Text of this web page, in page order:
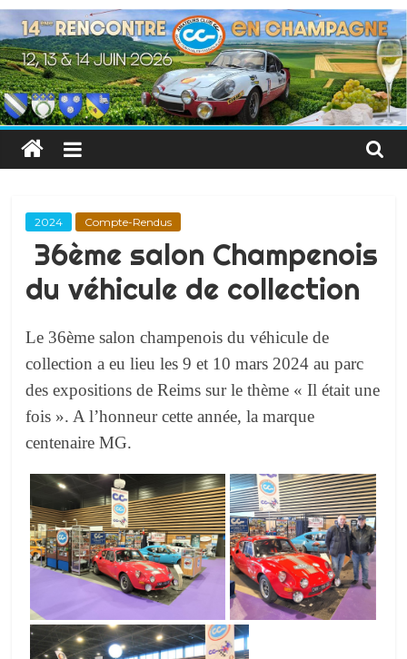
Skip
to
content
Amateurs
Club
CG
Convivialité
Passion
Plaisir
2024 Compte-Rendus
36ème salon Champenois
du véhicule de collection
Le 36ème salon champenois du véhicule de
collection a eu lieu les 9 et 10 mars 2024 au parc
des expositions de Reims sur le thème « Il était une
fois ». A l’honneur cette année, la marque
centenaire MG.